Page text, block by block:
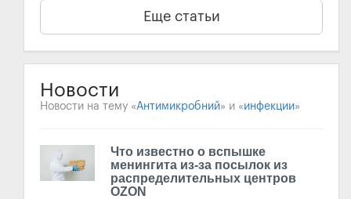
Еще статьи
Новости
Новости на тему «Антимикробний» и «инфекции»
Что известно о вспышке
менингита из-за посылок из
распределительных центров
OZON